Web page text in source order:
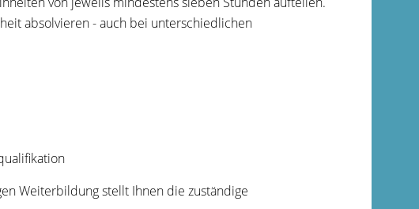
absolvieren - auch bei unterschiedlichen
Weiterbildung stellt Ihnen die zuständige